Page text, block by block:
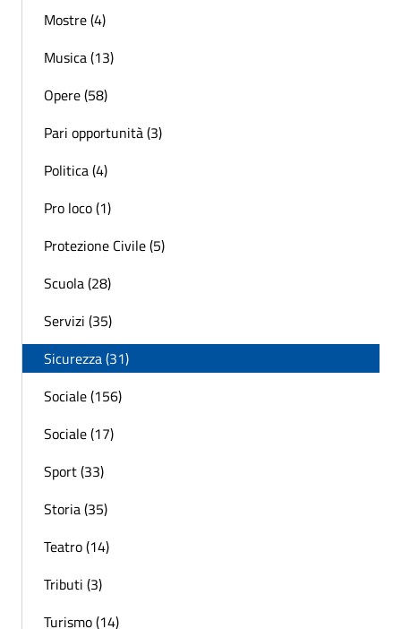
Mostre (4)
Musica (13)
Opere (58)
Pari opportunità (3)
Politica (4)
Pro loco (1)
Protezione Civile (5)
Scuola (28)
Servizi (35)
Sicurezza (31)
Sociale (156)
Sociale (17)
Sport (33)
Storia (35)
Teatro (14)
Tributi (3)
Turismo (14)